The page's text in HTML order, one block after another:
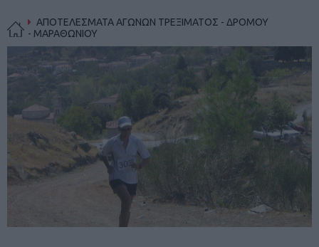
ΑΠΟΤΕΛΕΣΜΑΤΑ ΑΓΩΝΩΝ ΤΡΕΞΙΜΑΤΟΣ - ΔΡΟΜΟΥ
- ΜΑΡΑΘΩΝΙΟΥ